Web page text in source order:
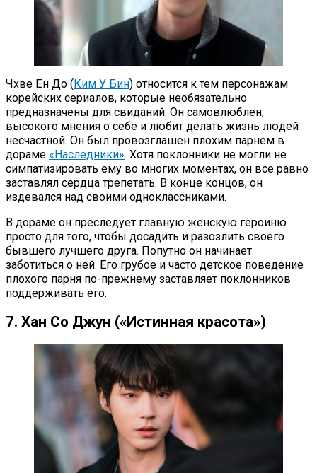
Чхве Ён До ( Ким У Бин) относится к тем персонажам
корейских сериалов, которые необязательно
предназначены для свиданий. Он самовлюблен,
высокого мнения о себе и любит делать жизнь людей
несчастной. Он был провозглашен плохим парнем в
дораме «Наследники». Хотя поклонники не могли не
симпатизировать ему во многих моментах, он все равно
заставлял сердца трепетать. В конце концов, он
издевался над своими одноклассниками.
В дораме он преследует главную женскую героиню
просто для того, чтобы досадить и разозлить своего
бывшего лучшего друга. Попутно он начинает
заботиться о ней. Его грубое и часто детское поведение
плохого парня по-прежнему заставляет поклонников
поддерживать его.
7. Хан Со Джун («Истинная красота»)